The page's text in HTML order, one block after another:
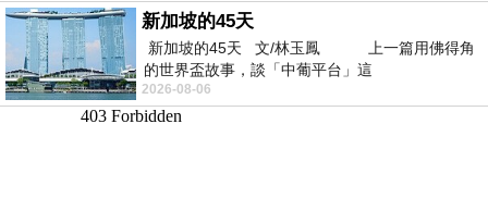
新加坡的45天
新加坡的45天 文/林玉鳳 上一篇用佛得角
的世界盃故事，談「中葡平台」這
2026-08-06